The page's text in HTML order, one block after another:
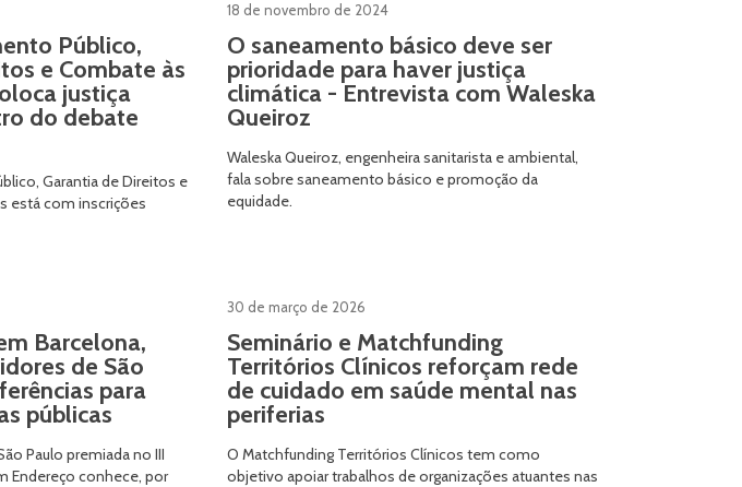
Público,
e Combate às
justiça
do debate
Garantia de Direitos e
está com inscrições
18 de novembro de 2024
O saneamento básico deve ser
prioridade para haver justiça
climática - Entrevista com Waleska
Queiroz
Waleska Queiroz, engenheira sanitarista e ambiental,
fala sobre saneamento básico e promoção da
equidade.
Barcelona,
de São
para
públicas
Paulo premiada no III
Endereço conhece, por
30 de março de 2026
Seminário e Matchfunding
Territórios Clínicos reforçam rede
de cuidado em saúde mental nas
periferias
O Matchfunding Territórios Clínicos tem como
objetivo apoiar trabalhos de organizações atuantes nas